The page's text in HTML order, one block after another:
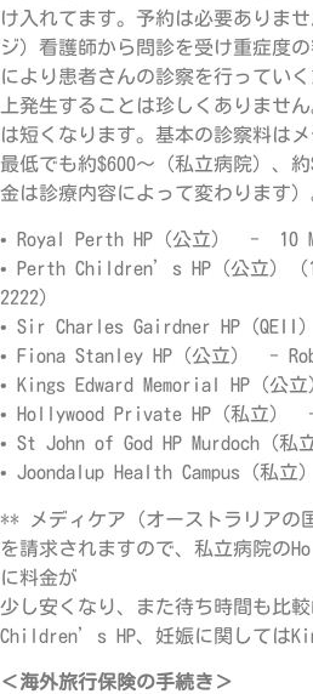
け入れてます。予約は必要ありま
ジ）看護師から問診を受け重症度
により患者さんの診察を行ってい
上発生することは珍しくありませ
は短くなります。基本の診察料は
最低でも約$600～（私立病院）、
金は診療内容によって変わります）
• Royal Perth HP（公立） - 10
• Perth Children’s HP（公立）
2222）
• Sir Charles Gairdner HP（QEII
• Fiona Stanley HP（公立） -
• Kings Edward Memorial HP（公
• Hollywood Private HP（私立）
• St John of God HP Murdoch（
• Joondalup Health Campus（私
** メディケア（オーストラリアの
を請求されますので、私立病院の
に料金が
少し安くなり、また待ち時間も比
Children’s HP、妊娠に関しては
＜海外旅行保険の手続き＞